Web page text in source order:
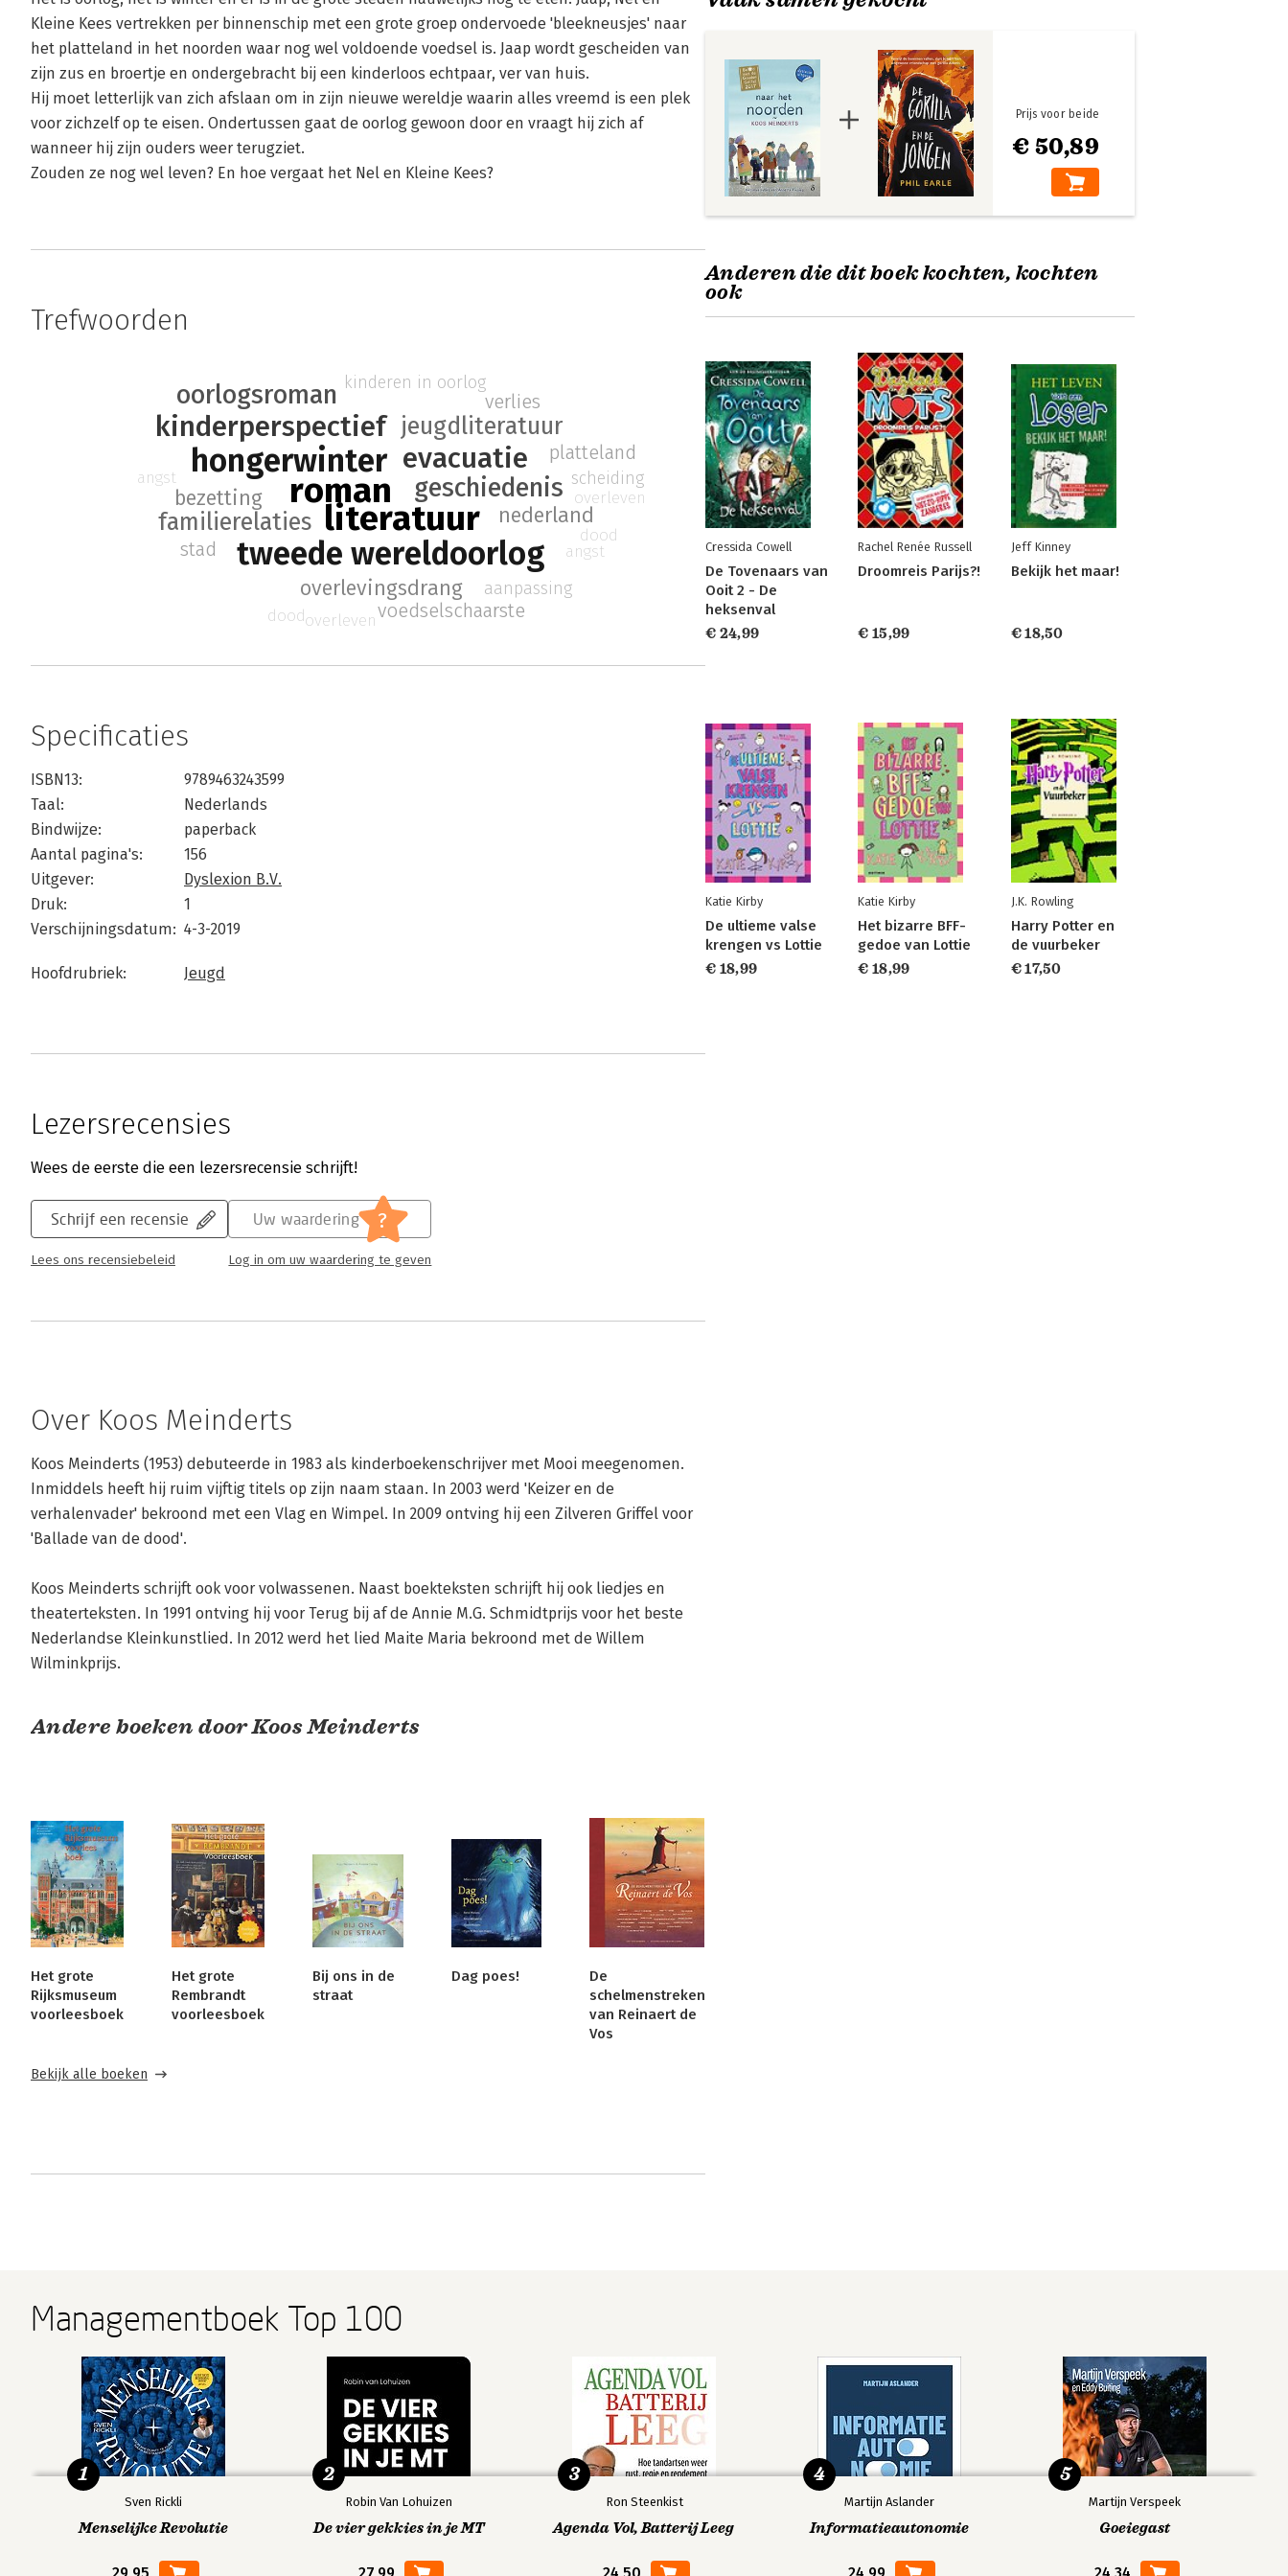
Kleine Kees vertrekken per binnenschip met een grote groep ondervoede 'bleekneusjes' naar
het platte­land in het noorden waar nog wel voldoende voedsel is. Jaap wordt gescheiden van
zijn zus en broertje en ondergebracht bij een kinder­loos echtpaar, ver van huis.
Hij moet letterlijk van zich afslaan om in zijn nieuwe wereldje waarin alles vreemd is een plek
voor zichzelf op te eisen. Ondertussen gaat de oorlog gewoon door en vraagt hij zich af
wanneer hij zijn ouders weer terugziet. ­
Zouden ze nog wel leven? En hoe vergaat het Nel en Kleine Kees?
Trefwoorden
roman
literatuur
hongerwinter
tweede wereldoorlog
evacuatie
kinderperspectief
geschiedenis
familierelaties
jeugdliteratuur
oorlogsroman
bezetting
nederland
overlevingsdrang
stad
kinderen in oorlog
platteland
verlies
voedselschaarste
scheiding
aanpassing
angst
overleven
dood
angst
overleven
dood
Specificaties
ISBN13:
9789463243599
Taal:
Nederlands
Bindwijze:
paperback
Aantal pagina's:
156
Uitgever:
Dyslexion B.V.
Druk:
1
Verschijningsdatum: 4-3-2019
Hoofdrubriek: Jeugd
Lezersrecensies
Wees de eerste die een lezersrecensie schrijft!
Schrijf een recensie
Lees ons recensiebeleid
Uw waardering ?
Log in om uw waardering te geven
Over Koos Meinderts
Koos Meinderts (1953) debuteerde in 1983 als kinderboekenschrijver met Mooi meegenomen.
Inmiddels heeft hij ruim vijftig titels op zijn naam staan. In 2003 werd 'Keizer en de
verhalenvader' bekroond met een Vlag en Wimpel. In 2009 ontving hij een Zilveren Griffel voor
'Ballade van de dood'.
Koos Meinderts schrijft ook voor volwassenen. Naast boekteksten schrijft hij ook liedjes en
theaterteksten. In 1991 ontving hij voor Terug bij af de Annie M.G. Schmidtprijs voor het beste
Nederlandse Kleinkunstlied. In 2012 werd het lied Maite Maria bekroond met de Willem
Wilminkprijs.
Andere boeken door Koos Meinderts
Het grote
Rijksmuseum
voorleesboek
Het grote
Rembrandt
voorleesboek
Bij ons in de
straat
Dag poes!
De
schelmenstreken
van Reinaert de
Vos
Bekijk alle boeken
€ 50,89
Prijs voor beide
Anderen die dit boek kochten, kochten
ook
Cressida Cowell
De Tovenaars van
Ooit 2 - De
heksenval
€ 24,99
Rachel Renée Russell
Droomreis Parijs?!
€ 15,99
Jeff Kinney
Bekijk het maar!
€ 18,50
Katie Kirby
De ultieme valse
krengen vs Lottie
€ 18,99
Katie Kirby
Het bizarre BFF-
gedoe van Lottie
€ 18,99
J.K. Rowling
Harry Potter en
de vuurbeker
€ 17,50
Managementboek Top 100
Sven Rickli
Menselijke Revolutie
29,95
1
Robin Van Lohuizen
De vier gekkies in je MT
27,99
2
Ron Steenkist
Agenda Vol, Batterij Leeg
24,50
3
Martijn Aslander
Informatieautonomie
24,99
4
Martijn Verspeek
Goeiegast
24,34
5